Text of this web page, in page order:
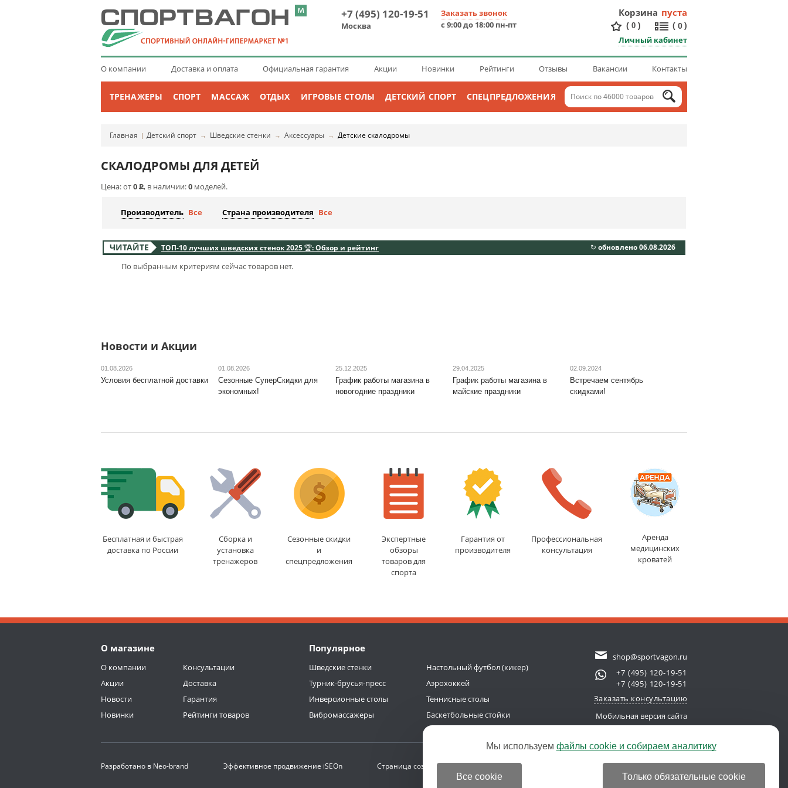
+7 (495) 120-19-51
Москва
Заказать звонок
с 9:00 до 18:00 пн-пт
Корзина пуста
( 0 ) ( 0 )
Личный кабинет
О компании Доставка и оплата Официальная гарантия Акции Новинки Рейтинги Отзывы Вакансии Контакты
ТРЕНАЖЕРЫ СПОРТ МАССАЖ ОТДЫХ ИГРОВЫЕ СТОЛЫ ДЕТСКИЙ СПОРТ СПЕЦПРЕДЛОЖЕНИЯ
Главная | Детский спорт → Шведские стенки → Аксессуары → Детские скалодромы
СКАЛОДРОМЫ ДЛЯ ДЕТЕЙ
Цена: от0Р, в наличии:0 моделей.
Производитель Все Страна производителя Все
ЧИТАЙТЕ ТОП-10 лучших шведских стенок 2025 🏆: Обзор и рейтинг ↻ обновлено 06.08.2026
По выбранным критериям сейчас товаров нет.
Новости и Акции
01.08.2026
Условия бесплатной доставки
01.08.2026
Сезонные СуперСкидки для
экономных!
25.12.2025
График работы магазина в
новогодние праздники
29.04.2025
График работы магазина в
майские праздники
02.09.2024
Встречаем сентябрь
скидками!
Бесплатная и быстрая
доставка по России
Сборка и
установка
тренажеров
Сезонные скидки
и
спецпредложения
Экспертные
обзоры
товаров для
спорта
Гарантия от
производителя
Профессиональная
консультация
Аренда
медицинских
кроватей
О магазине Популярное
О компании
Акции
Новости
Новинки
Консультации
Доставка
Гарантия
Рейтинги товаров
Шведские стенки
Турник-брусья-пресс
Инверсионные столы
Вибромассажеры
Настольный футбол (кикер)
Аэрохоккей
Теннисные столы
Баскетбольные стойки
shop@sportvagon.ru
+7 (495) 120-19-51
+7 (495) 120-19-51
Заказать консультацию
Мобильная версия сайта
Разработано в Neo-brand Эффективное продвижение iSEOn Страница создана за 0.370 с | БД 0.283 с (new server) © 2011-2026 SportVagon.ru
Мы используем файлы cookie и собираем аналитику
Все cookie Только обязательные cookie